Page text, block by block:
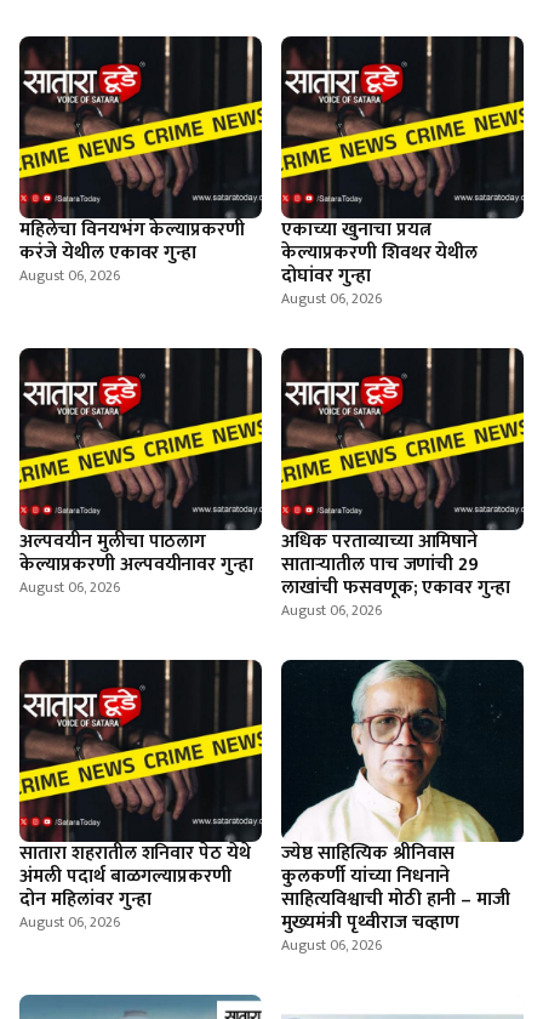
महिलेचा विनयभंग केल्याप्रकरणी
करंजे येथील एकावर गुन्हा
August 06, 2026
एकाच्या खुनाचा प्रयत्न
केल्याप्रकरणी शिवथर येथील
दोघांवर गुन्हा
August 06, 2026
अल्पवयीन मुलीचा पाठलाग
केल्याप्रकरणी अल्पवयीनावर गुन्हा
August 06, 2026
अधिक परताव्याच्या आमिषाने
साताऱ्यातील पाच जणांची 29
लाखांची फसवणूक; एकावर गुन्हा
August 06, 2026
सातारा शहरातील शनिवार पेठ येथे
अंमली पदार्थ बाळगल्याप्रकरणी
दोन महिलांवर गुन्हा
August 06, 2026
ज्येष्ठ साहित्यिक श्रीनिवास
कुलकर्णी यांच्या निधनाने
साहित्यविश्वाची मोठी हानी – माजी
मुख्यमंत्री पृथ्वीराज चव्हाण
August 06, 2026